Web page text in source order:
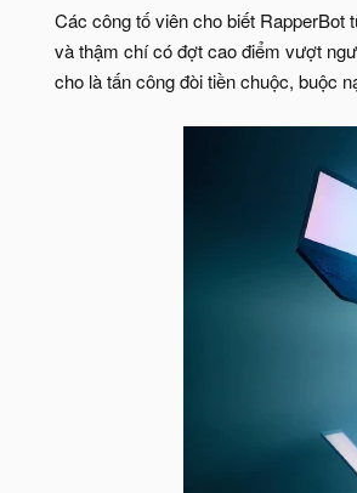
Các công tố viên cho biết RapperBot
và thậm chí có đợt cao điểm vượt
cho là tấn công đòi tiền chuộc, buộc